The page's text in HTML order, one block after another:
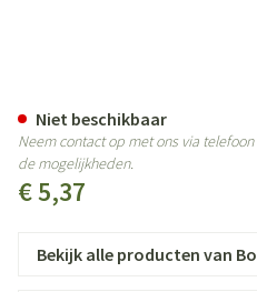
€ 5,37
Niet beschikbaar
Neem contact op met ons via
de mogelijkheden.
Bekijk alle producten van